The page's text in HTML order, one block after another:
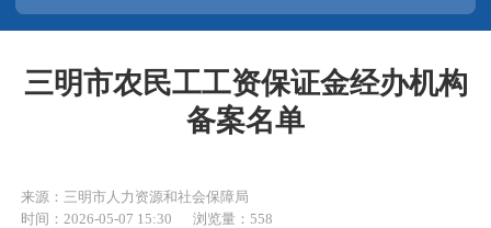
三明市农民工工资保证金经办机构
备案名单
来源：三明市人力资源和社会保障局
时间：2026-05-07 15:30
浏览量：558